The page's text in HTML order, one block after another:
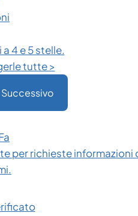
4 e 5 stelle.
tutte >
Successivo
richieste